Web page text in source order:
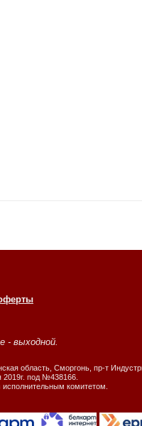
- выходной.
область, Сморгонь, пр-т
2019г. под №438166.
комитетом.